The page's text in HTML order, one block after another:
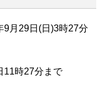
9月29日(日)3時27分
11時27分まで